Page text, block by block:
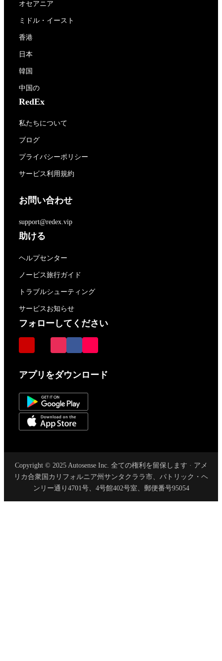
オセアニア
ミドル・イースト
香港
日本
韓国
中国の
RedEx
私たちについて
ブログ
プライバシーポリシー
サービス利用規約
お問い合わせ
support@redex.vip
助ける
ヘルプセンター
ノービス旅行ガイド
トラブルシューティング
サービスお知らせ
フォローしてください
アプリをダウンロード
Copyright © 2025 Autosense Inc. 全ての権利を留保します · アメ
リカ合衆国カリフォルニア州サンタクララ市、パトリック・ヘ
ンリー通り4701号、4号館402号室、郵便番号95054